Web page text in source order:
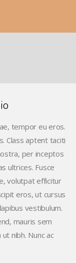
tempor eu eros.
Class aptent taciti
per inceptos
ultrices. Fusce
volutpat efficitur
eros, ut cursus
vestibulum.
mauris sem
nibh. Nunc ac